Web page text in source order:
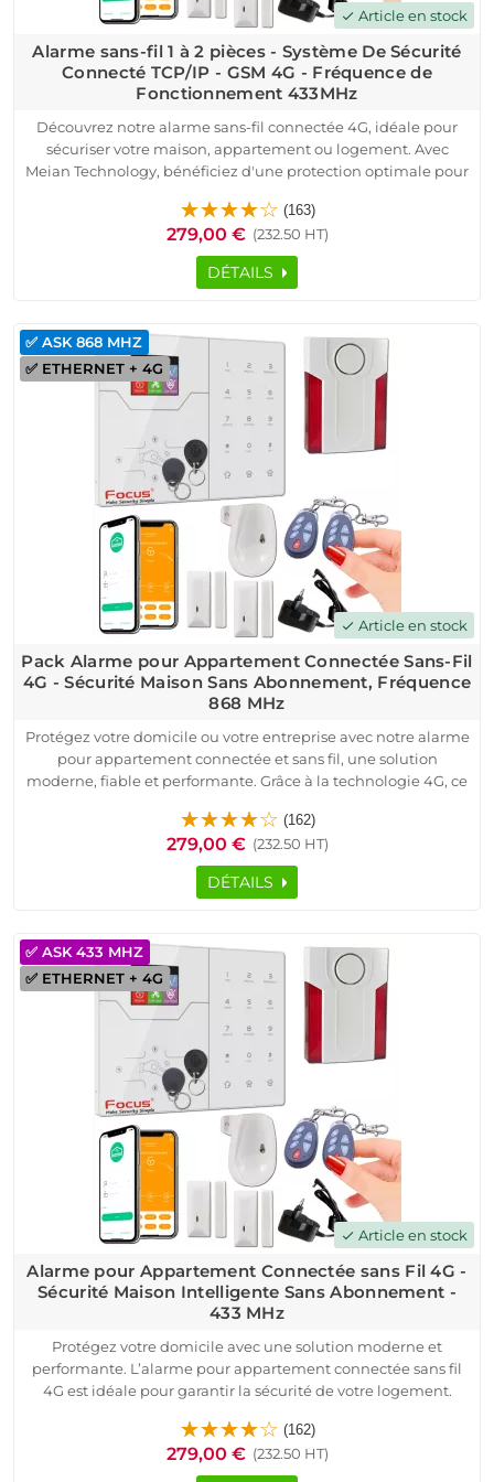
check Article en stock
Alarme sans-fil 1 à 2 pièces - Système De Sécurité
Connecté TCP/IP - GSM 4G - Fréquence de
Fonctionnement 433MHz
Découvrez notre alarme sans-fil connectée 4G, idéale pour
sécuriser votre maison, appartement ou logement. Avec
Meian Technology, bénéficiez d'une protection optimale pour
fréquence 433MHz et est compatible avec toutes les box
internet, y compris la fibre.
Le pack inclut une centrale HA-VGT, des détecteurs
d'ouverture, un détecteur de mouvement, une sirène
Contrôlez votre alarme connectée via l'application
iOS/Android et recevez des notifications en temps réel.
Sécurisez dès maintenant votre domicile avec notre alarme
sans-fil connectée 4G et profitez de la qualité professionnelle
à prix compétitif.
(163)
279,00 € (232.50 HT)
DÉTAILS
check Article en stock
✅ ETHERNET + 4G
✅ ASK 868 MHZ
Pack Alarme pour Appartement Connectée Sans-Fil
4G - Sécurité Maison Sans Abonnement, Fréquence
868 MHz
Protégez votre domicile ou votre entreprise avec notre alarme
pour appartement connectée et sans fil, une solution
moderne, fiable et performante. Grâce à la technologie 4G, ce
surveillance en temps réel.
Compatible avec toutes les box internet, cette alarme
s’installe facilement et est pré-configurée pour un usage
immédiat. Avec une fréquence 868 MHz, bénéficiez d’une
et de mouvement, ainsi que des télécommandes et badges
RFID pour un contrôle simplifié. Recevez des alertes
instantanées via application Android/iOS, SMS ou appel.
Ce système est idéal pour appartements, maisons, résidences
secondaires ou locaux professionnels. Assurez la protection de
vos biens sans frais récurrents, avec un matériel haut de
gamme à la pointe de la sécurité connectée. Passez à une
tranquillité d'esprit totale dès aujourd'hui !
(162)
279,00 € (232.50 HT)
DÉTAILS
check Article en stock
✅ ETHERNET + 4G
✅ ASK 433 MHZ
Alarme pour Appartement Connectée sans Fil 4G -
Sécurité Maison Intelligente Sans Abonnement -
433 MHz
Protégez votre domicile avec une solution moderne et
performante. L’alarme pour appartement connectée sans fil
4G est idéale pour garantir la sécurité de votre logement.
bureaux, elle offre une sécurité maison intelligente sans
abonnement, avec des fonctionnalités avancées.
Préconfigurée, elle assure une installation facile et rapide.
(162)
279,00 € (232.50 HT)